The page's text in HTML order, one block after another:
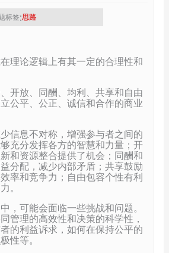
标签:思路
理论逻辑上有其一定的合理性和
开放、同酬、均利、共享和自由
公平、公正、诚信和合作的商业
信息不对称，增强参与者之间的
充分发挥各方的智慧和力量；开
和资源整合提供了机会；同酬和
分配，减少内部矛盾；共享鼓励
率和竞争力；自由包容个性有利
。
，可能会面临一些挑战和问题。
管理的高效性和决策的科学性，
的利益诉求，如何在保持公平的
性等。